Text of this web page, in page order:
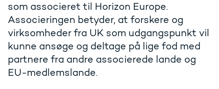
som associeret til Horizon Europe.
Associeringen betyder, at forskere og
virksomheder fra UK som udgangspunkt vil
kunne ansøge og deltage på lige fod med
partnere fra andre associerede lande og
EU-medlemslande.